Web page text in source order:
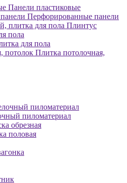
Панели пластиковые
Перфорированные панели
Плинтус
пола
для пола
Плитка потолочная,
пиломатериал
обрезная
половая